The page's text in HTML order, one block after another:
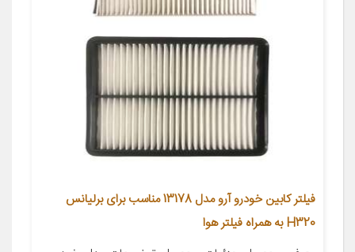
فیلتر کابین خودرو آرو مدل 13178 مناسب برای برلیانس
H320 به همراه فیلتر هوا